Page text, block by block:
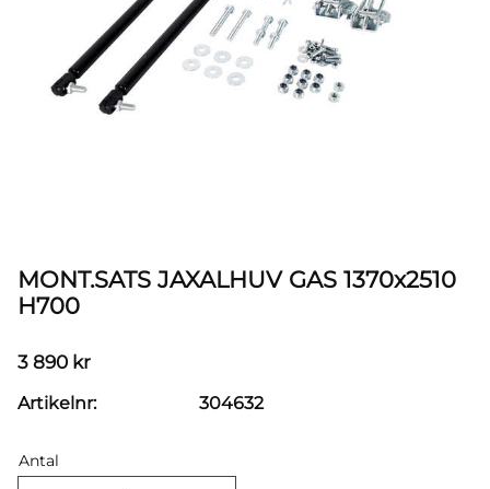
MONT.SATS JAXALHUV GAS 1370x2510
H700
3 890 kr
Antal
Artikelnr 304632